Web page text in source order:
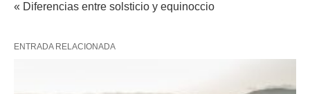
« Diferencias entre solsticio y equinoccio
ENTRADA RELACIONADA